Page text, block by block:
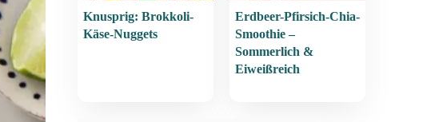
Knusprig: Brokkoli-
Käse-Nuggets
Erdbeer-Pfirsich-Chia-
Smoothie –
Sommerlich &
Eiweißreich